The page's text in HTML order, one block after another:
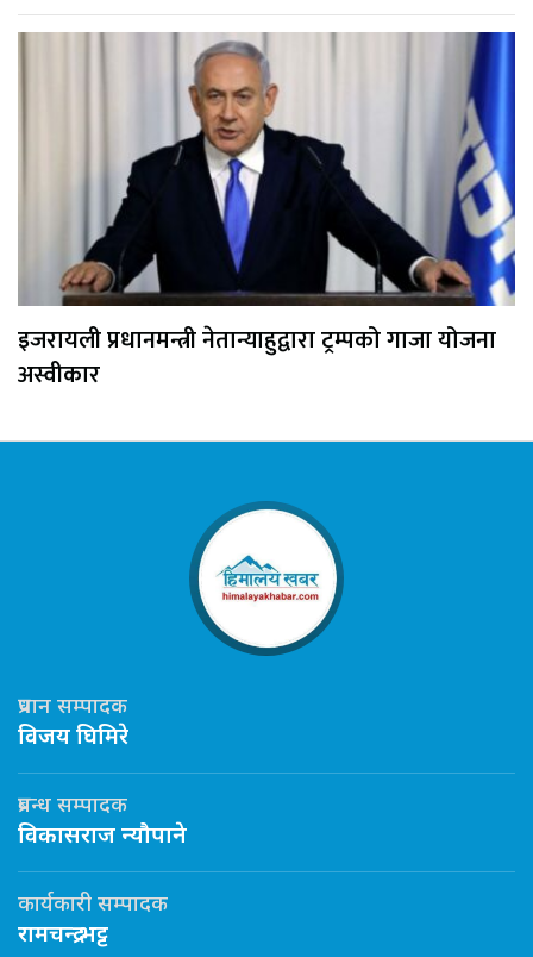
इजरायली प्रधानमन्त्री नेतान्याहुद्वारा ट्रम्पको गाजा योजना
अस्वीकार
प्रधान सम्पादक
विजय घिमिरे
प्रबन्ध सम्पादक
विकासराज न्यौपाने
कार्यकारी सम्पादक
रामचन्द्र भट्ट